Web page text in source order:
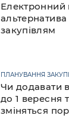
Електронний
закупівлям
Чи додавати
до 1 вересня
зміняться
ПЛАНУВАННЯ